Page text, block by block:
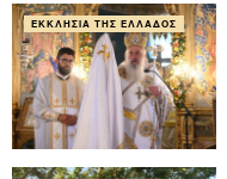
ΕΚΚΛΗΣΊΑ ΤΗΣ ΕΛΛΆΔΟΣ